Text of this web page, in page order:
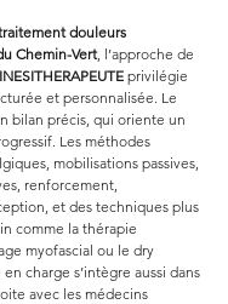
douleurs
Chemin-Vert, l’approche de
privilégie
et personnalisée. Le
bilan précis, qui oriente un
Les méthodes
mobilisations passives,
renforcement,
et des techniques plus
comme la thérapie
myofascial ou le dry
charge s’intègre aussi dans
avec les médecins